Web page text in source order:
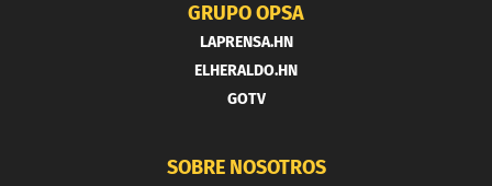
GRUPO OPSA
LAPRENSA.HN
ELHERALDO.HN
GOTV
SOBRE NOSOTROS